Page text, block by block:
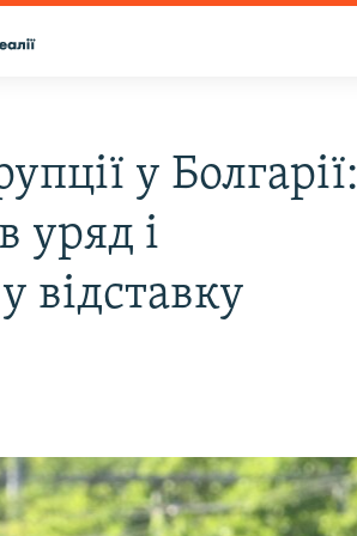
у Болгарії:
уряд і
відставку